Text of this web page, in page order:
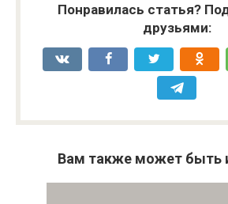
Понравилась статья?
друзьями:
Вам также может быть